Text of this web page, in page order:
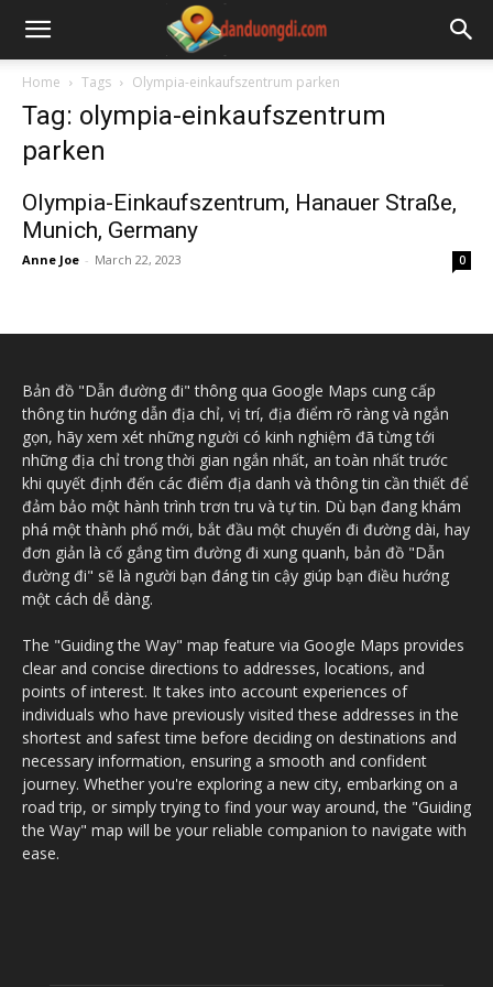
Home Tags Olympia-einkaufszentrum parken
Tag: olympia-einkaufszentrum
parken
Olympia-Einkaufszentrum, Hanauer Straße,
Munich, Germany
Anne Joe - March 22, 2023 0
Bản đồ "Dẫn đường đi" thông qua Google Maps cung cấp
thông tin hướng dẫn địa chỉ, vị trí, địa điểm rõ ràng và ngắn
gọn, hãy xem xét những người có kinh nghiệm đã từng tới
những địa chỉ trong thời gian ngắn nhất, an toàn nhất trước
khi quyết định đến các điểm địa danh và thông tin cần thiết để
đảm bảo một hành trình trơn tru và tự tin. Dù bạn đang khám
phá một thành phố mới, bắt đầu một chuyến đi đường dài, hay
đơn giản là cố gắng tìm đường đi xung quanh, bản đồ "Dẫn
đường đi" sẽ là người bạn đáng tin cậy giúp bạn điều hướng
một cách dễ dàng.
The "Guiding the Way" map feature via Google Maps provides
clear and concise directions to addresses, locations, and
points of interest. It takes into account experiences of
individuals who have previously visited these addresses in the
shortest and safest time before deciding on destinations and
necessary information, ensuring a smooth and confident
journey. Whether you're exploring a new city, embarking on a
road trip, or simply trying to find your way around, the "Guiding
the Way" map will be your reliable companion to navigate with
ease.